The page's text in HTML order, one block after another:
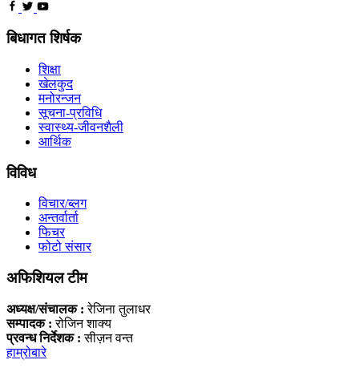
बिधागत शिर्षक
शिक्षा
खेलकुद
मनोरन्जन
सूचना-प्रविधि
स्वास्थ्य-जीवनशैली
आर्थिक
विविध
विचार/ब्लग
अन्तर्वार्ता
फिचर
फोटो संसार
अफिशियल टीम
अध्यक्ष/संचालक : रेजिना तुलाधर
सम्पादक : रोजिन शाक्य
प्रवन्ध निर्देशक : सीज़न वन्त
हाम्रोबारे